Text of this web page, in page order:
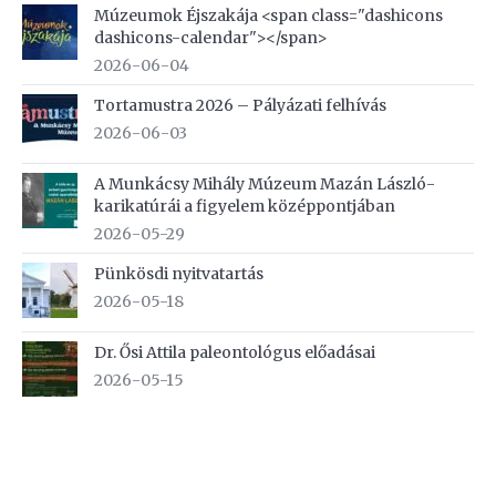
Múzeumok Éjszakája <span class="dashicons
dashicons-calendar"></span>
2026-06-04
Tortamustra 2026 – Pályázati felhívás
2026-06-03
A Munkácsy Mihály Múzeum Mazán László-
karikatúrái a figyelem középpontjában
2026-05-29
Pünkösdi nyitvatartás
2026-05-18
Dr. Ősi Attila paleontológus előadásai
2026-05-15